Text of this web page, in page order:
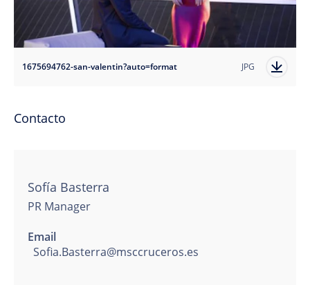
1675694762-san-valentin?auto=format JPG
Contacto
Sofía Basterra
PR Manager
Email
Sofia.Basterra@msccruceros.es